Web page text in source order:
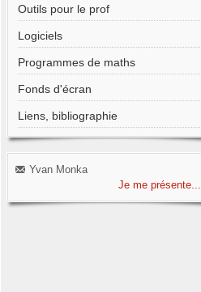
Outils pour le prof
Logiciels
Programmes de maths
Fonds d'écran
Liens, bibliographie
Yvan Monka
Je me présente...